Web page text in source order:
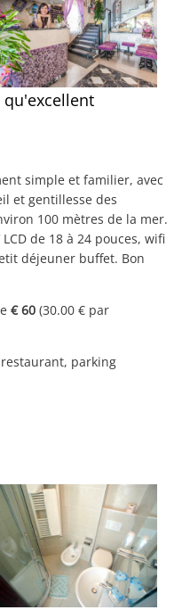
simple et familier, avec
et gentillesse des
100 mètres de la mer.
de 18 à 24 pouces, wifi
déjeuner buffet. Bon
€ 60 (30.00 € par
parking